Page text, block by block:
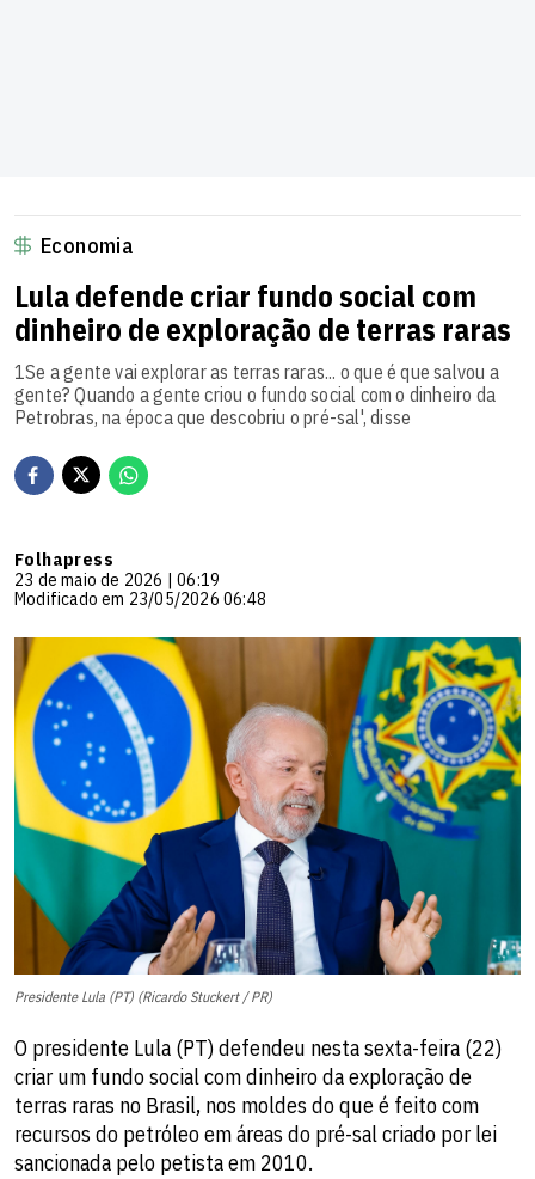
Economia
Lula defende criar fundo social com
dinheiro de exploração de terras raras
1Se a gente vai explorar as terras raras... o que é que salvou a
gente? Quando a gente criou o fundo social com o dinheiro da
Petrobras, na época que descobriu o pré-sal', disse
Folhapress
23 de maio de 2026 | 06:19
Modificado em 23/05/2026 06:48
Presidente Lula (PT) (Ricardo Stuckert / PR)
O presidente Lula (PT) defendeu nesta sexta-feira (22)
criar um fundo social com dinheiro da exploração de
terras raras no Brasil, nos moldes do que é feito com
recursos do petróleo em áreas do pré-sal criado por lei
sancionada pelo petista em 2010.